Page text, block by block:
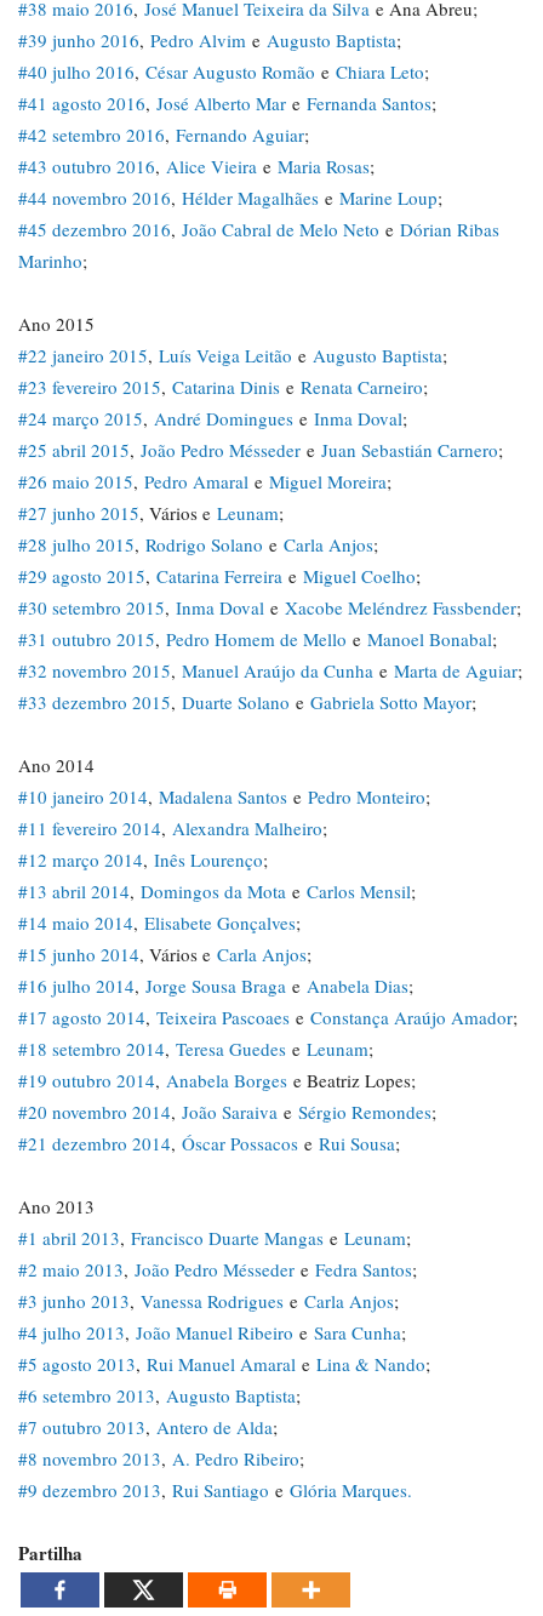
#38 maio 2016, José Manuel Teixeira da Silva e Ana Abreu;
#39 junho 2016, Pedro Alvim e Augusto Baptista;
#40 julho 2016, César Augusto Romão e Chiara Leto;
#41 agosto 2016, José Alberto Mar e Fernanda Santos;
#42 setembro 2016, Fernando Aguiar;
#43 outubro 2016, Alice Vieira e Maria Rosas;
#44 novembro 2016, Hélder Magalhães e Marine Loup;
#45 dezembro 2016, João Cabral de Melo Neto e Dórian Ribas
Marinho;
Ano 2015
#22 janeiro 2015, Luís Veiga Leitão e Augusto Baptista;
#23 fevereiro 2015, Catarina Dinis e Renata Carneiro;
#24 março 2015, André Domingues e Inma Doval;
#25 abril 2015, João Pedro Mésseder e Juan Sebastián Carnero;
#26 maio 2015, Pedro Amaral e Miguel Moreira;
#27 junho 2015, Vários e Leunam;
#28 julho 2015, Rodrigo Solano e Carla Anjos;
#29 agosto 2015, Catarina Ferreira e Miguel Coelho;
#30 setembro 2015, Inma Doval e Xacobe Meléndrez Fassbender;
#31 outubro 2015, Pedro Homem de Mello e Manoel Bonabal;
#32 novembro 2015, Manuel Araújo da Cunha e Marta de Aguiar;
#33 dezembro 2015, Duarte Solano e Gabriela Sotto Mayor;
Ano 2014
#10 janeiro 2014, Madalena Santos e Pedro Monteiro;
#11 fevereiro 2014, Alexandra Malheiro;
#12 março 2014, Inês Lourenço;
#13 abril 2014, Domingos da Mota e Carlos Mensil;
#14 maio 2014, Elisabete Gonçalves;
#15 junho 2014, Vários e Carla Anjos;
#16 julho 2014, Jorge Sousa Braga e Anabela Dias;
#17 agosto 2014, Teixeira Pascoaes e Constança Araújo Amador;
#18 setembro 2014, Teresa Guedes e Leunam;
#19 outubro 2014, Anabela Borges e Beatriz Lopes;
#20 novembro 2014, João Saraiva e Sérgio Remondes;
#21 dezembro 2014, Óscar Possacos e Rui Sousa;
Ano 2013
#1 abril 2013, Francisco Duarte Mangas e Leunam;
#2 maio 2013, João Pedro Mésseder e Fedra Santos;
#3 junho 2013, Vanessa Rodrigues e Carla Anjos;
#4 julho 2013, João Manuel Ribeiro e Sara Cunha;
#5 agosto 2013, Rui Manuel Amaral e Lina & Nando;
#6 setembro 2013, Augusto Baptista;
#7 outubro 2013, Antero de Alda;
#8 novembro 2013, A. Pedro Ribeiro;
#9 dezembro 2013, Rui Santiago e Glória Marques.
Partilha